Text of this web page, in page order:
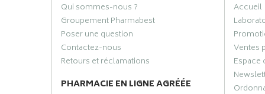
Qui sommes-nous ?
Groupement Pharmabest
Poser une question
Contactez-nous
Retours et réclamations
PHARMACIE EN LIGNE AGRÉÉE
Accueil
Ventes
Espace